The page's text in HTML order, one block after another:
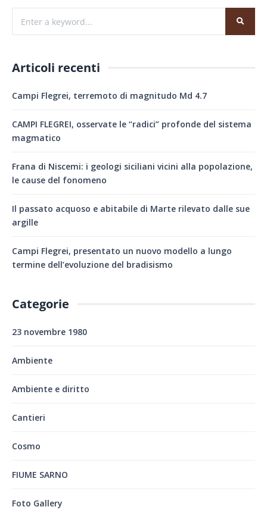
Articoli recenti
Campi Flegrei, terremoto di magnitudo Md 4.7
CAMPI FLEGREI, osservate le “radici” profonde del sistema
magmatico
Frana di Niscemi: i geologi siciliani vicini alla popolazione,
le cause del fonomeno
Il passato acquoso e abitabile di Marte rilevato dalle sue
argille
Campi Flegrei, presentato un nuovo modello a lungo
termine dell’evoluzione del bradisismo
Categorie
23 novembre 1980
Ambiente
Ambiente e diritto
Cantieri
Cosmo
FIUME SARNO
Foto Gallery